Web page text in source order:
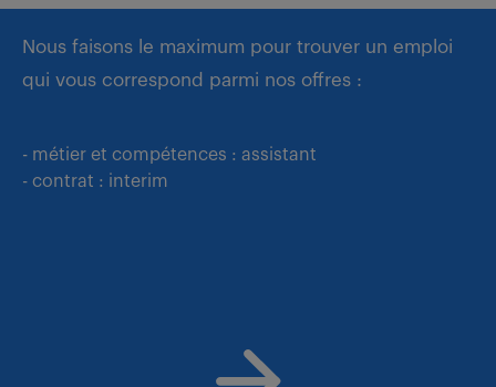
Nous faisons le maximum pour trouver un emploi
qui vous correspond parmi nos offres :
- métier et compétences : assistant
- contrat : interim